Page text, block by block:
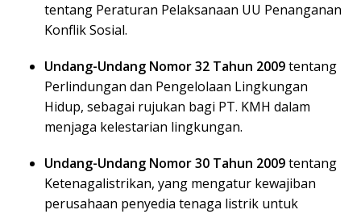
tentang Peraturan Pelaksanaan UU Penanganan
Konflik Sosial.
Undang-Undang Nomor 32 Tahun 2009tentang
Perlindungan dan Pengelolaan Lingkungan
Hidup, sebagai rujukan bagi PT. KMH dalam
menjaga kelestarian lingkungan.
Undang-Undang Nomor 30 Tahun 2009tentang
Ketenagalistrikan, yang mengatur kewajiban
perusahaan penyedia tenaga listrik untuk